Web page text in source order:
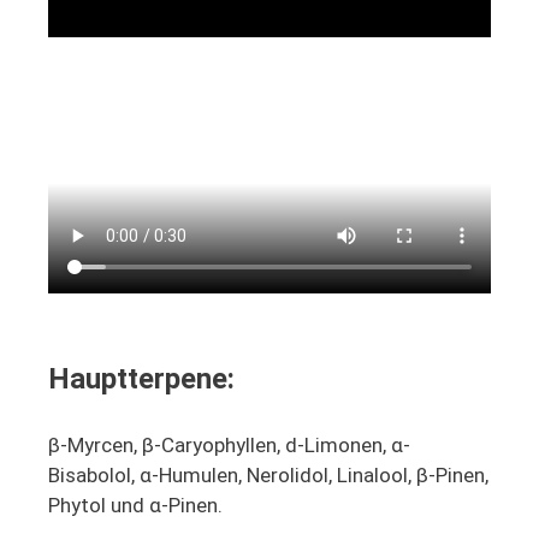
Hauptterpene:
β-Myrcen, β-Caryophyllen, d-Limonen, α-
Bisabolol, α-Humulen, Nerolidol, Linalool, β-Pinen,
Phytol und α-Pinen.